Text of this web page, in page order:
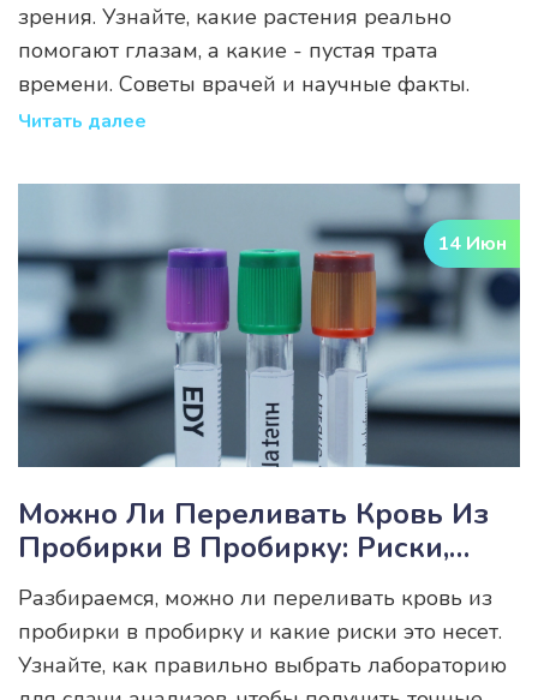
зрения. Узнайте, какие растения реально
помогают глазам, а какие - пустая трата
времени. Советы врачей и научные факты.
Читать далее
14 Июн
Можно Ли Переливать Кровь Из
Пробирки В Пробирку: Риски,
Правила И Выбор Лаборатории
Разбираемся, можно ли переливать кровь из
пробирки в пробирку и какие риски это несет.
Узнайте, как правильно выбрать лабораторию